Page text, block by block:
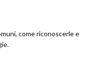
come riconoscerle e